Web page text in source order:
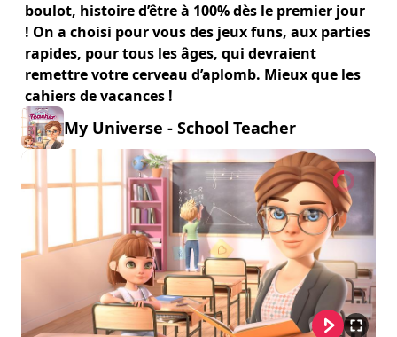
boulot, histoire d’être à 100% dès le premier jour
! On a choisi pour vous des jeux funs, aux parties
rapides, pour tous les âges, qui devraient
remettre votre cerveau d’aplomb. Mieux que les
cahiers de vacances !
My Universe - School Teacher